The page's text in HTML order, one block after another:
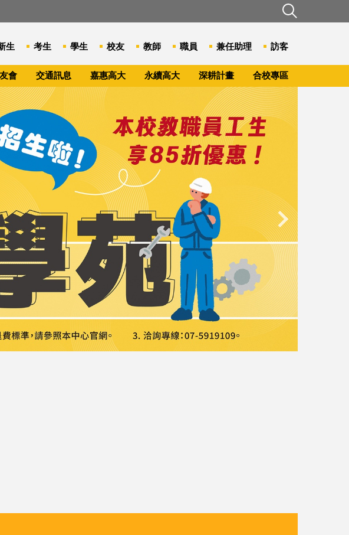
生 考生 學生 校友 教師 職員 兼任助理 訪客
會 交通訊息 嘉惠高大 永續高大 深耕計畫 合校專區